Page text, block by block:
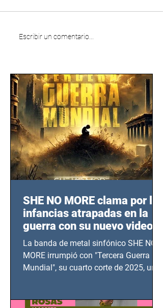
Escribir un comentario...
SHE NO MORE clama por las
infancias atrapadas en la
guerra con su nuevo video
TERCERA GUERRA
MUNDIAL
La banda de metal sinfónico SHE NO
MORE irrumpió con "Tercera Guerra
Mundial", su cuarto corte de 2025, un
bélicos.